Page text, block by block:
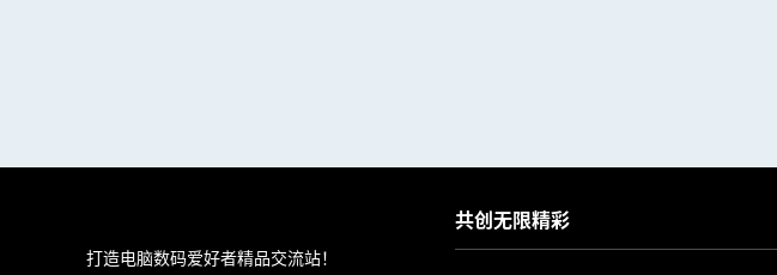
打造电脑数码爱好者精品交流站！
共创无限精彩